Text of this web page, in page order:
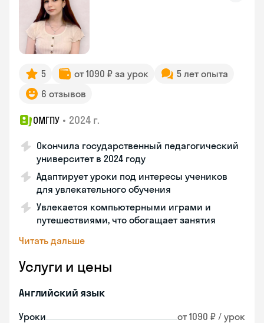
5 от 1090 ₽ за урок
5 лет опыта
6 отзывов
ОМГПУ • 2024 г.
Окончила государственный педагогический
университет в 2024 году
Адаптирует уроки под интересы учеников
для увлекательного обучения
Увлекается компьютерными играми и
путешествиями, что обогащает занятия
Читать дальше
Услуги и цены
Английский язык
Уроки от 1090 ₽ / урок